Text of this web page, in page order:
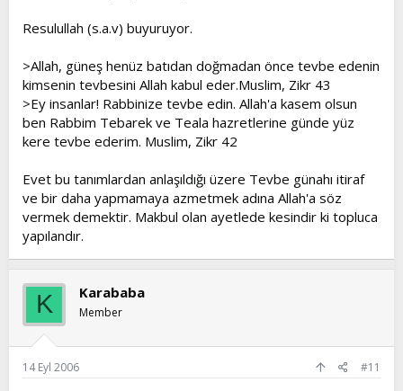
Resulullah (s.a.v) buyuruyor.
>Allah, güneş henüz batıdan doğmadan önce tevbe edenin
kimsenin tevbesini Allah kabul eder.Muslim, Zikr 43
>Ey insanlar! Rabbinize tevbe edin. Allah'a kasem olsun
ben Rabbim Tebarek ve Teala hazretlerine günde yüz
kere tevbe ederim. Muslim, Zikr 42
Evet bu tanımlardan anlaşıldığı üzere Tevbe günahı itiraf
ve bir daha yapmamaya azmetmek adına Allah'a söz
vermek demektir. Makbul olan ayetlede kesindir ki topluca
yapılandır.
K Karababa
Member
14 Eyl 2006 #11